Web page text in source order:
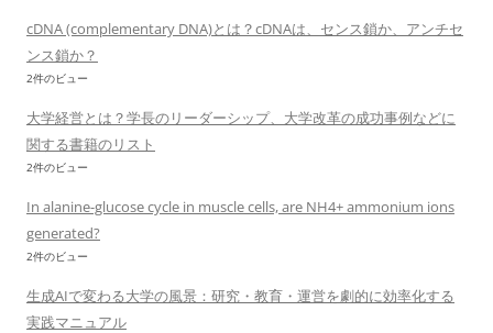
cDNA (complementary DNA)とは？cDNAは、センス鎖か、アンチセ
ンス鎖か？
2件のビュー
大学経営とは？学長のリーダーシップ、大学改革の成功事例などに
関する書籍のリスト
2件のビュー
In alanine-glucose cycle in muscle cells, are NH4+ ammonium ions
generated?
2件のビュー
生成AIで変わる大学の風景：研究・教育・運営を劇的に効率化する
実践マニュアル